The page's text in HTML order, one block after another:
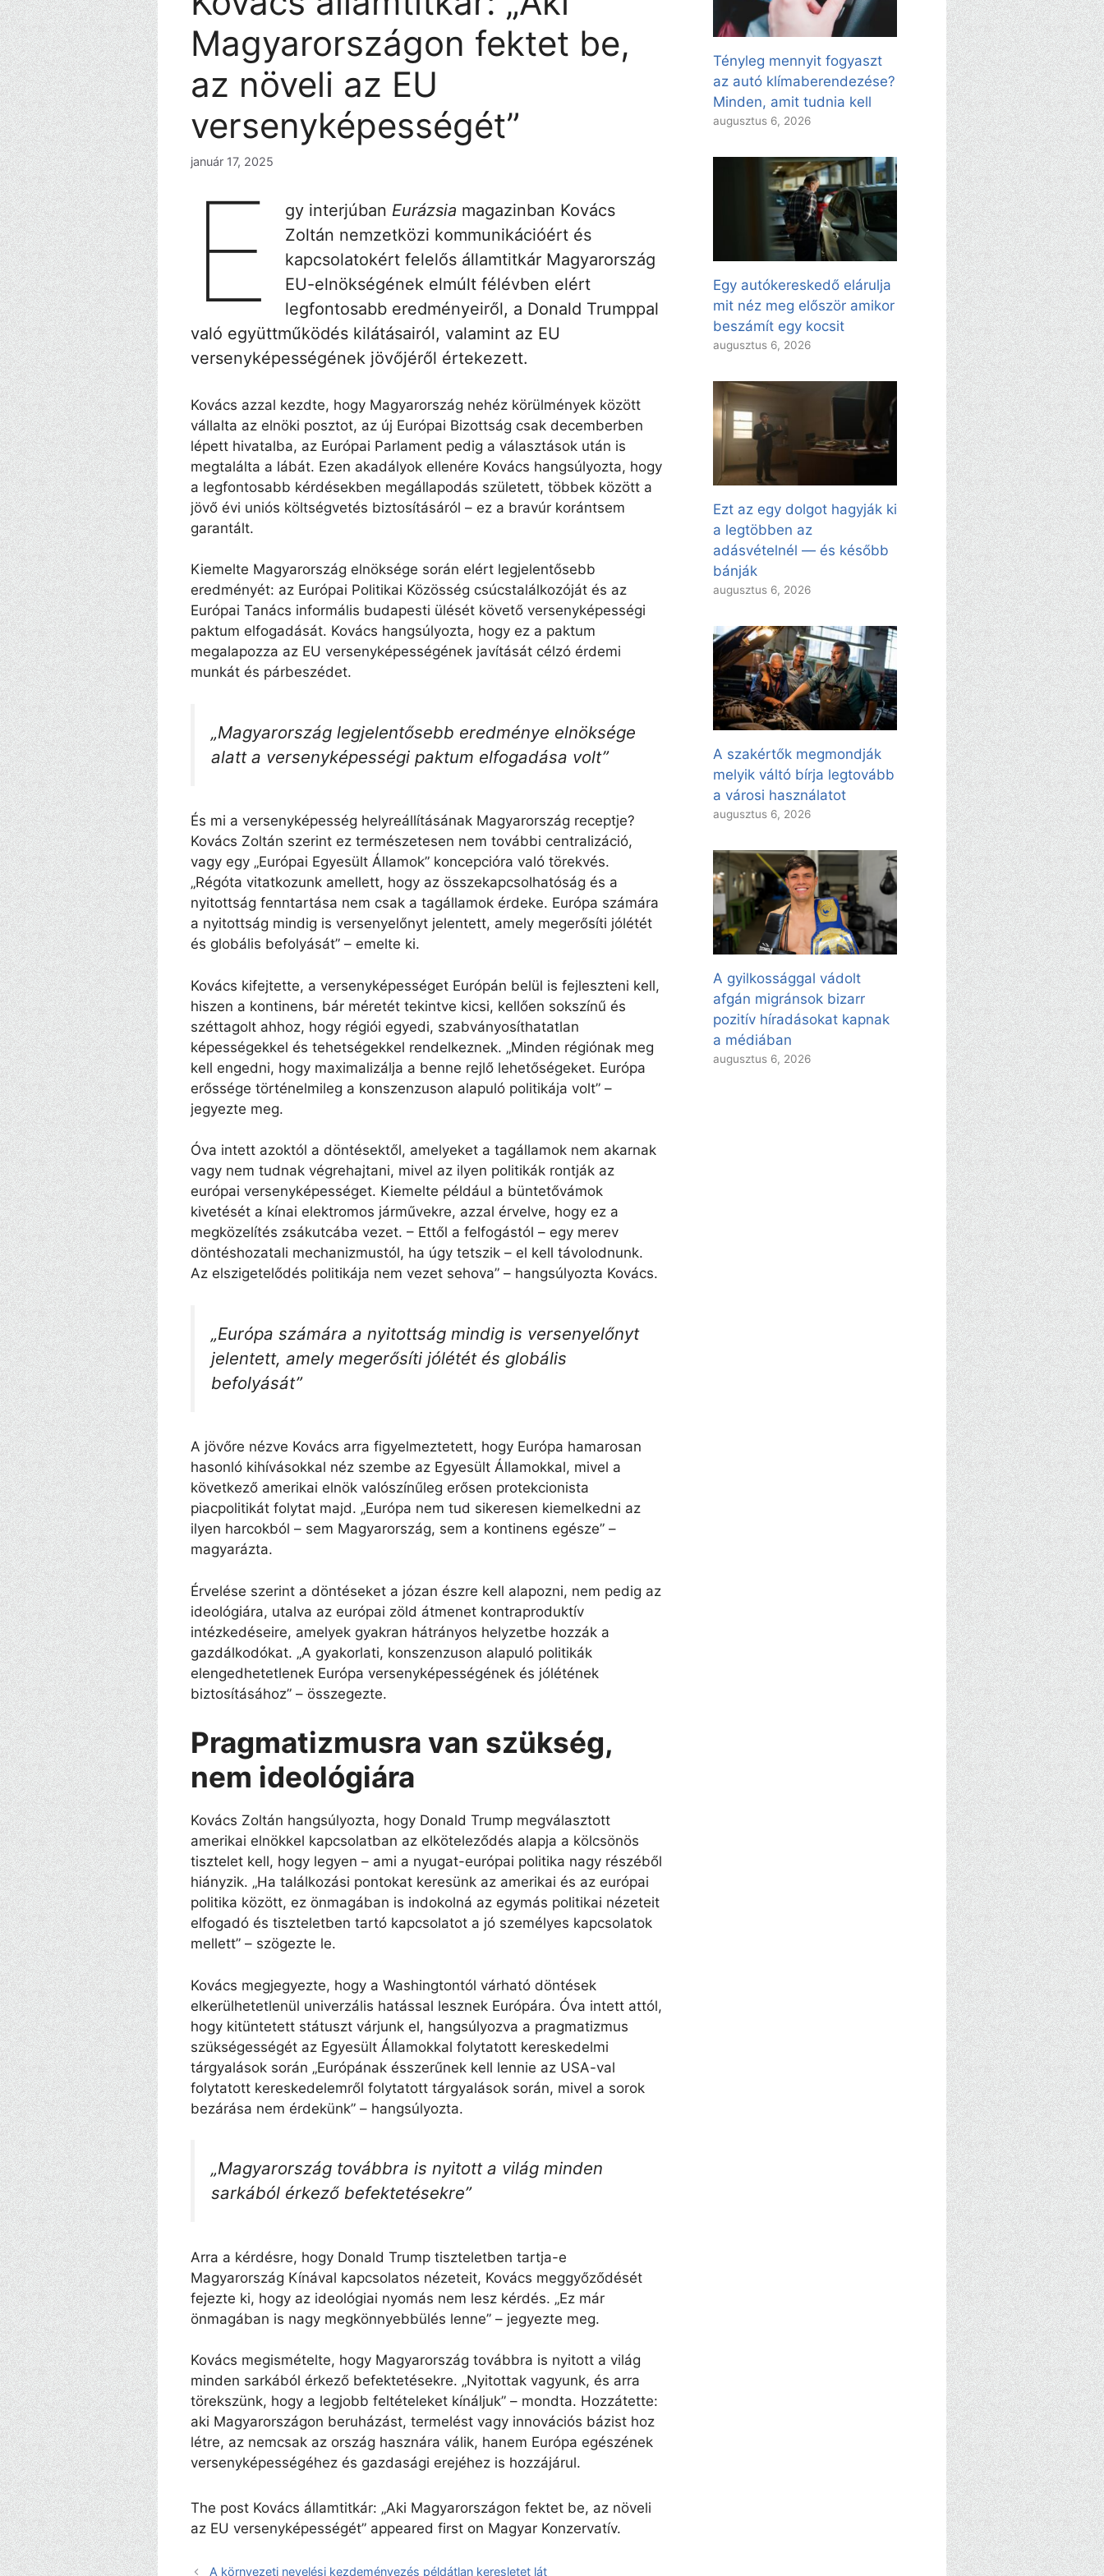
Magyarországon fektet be,
az növeli az EU
versenyképességét”
január 17, 2025
E gy interjúban Eurázsia magazinban Kovács
Zoltán nemzetközi kommunikációért és
kapcsolatokért felelős államtitkár Magyarország
EU-elnökségének elmúlt félévben elért
legfontosabb eredményeiről, a Donald Trumppal
való együttműködés kilátásairól, valamint az EU
versenyképességének jövőjéről értekezett.
Kovács azzal kezdte, hogy Magyarország nehéz körülmények között
vállalta az elnöki posztot, az új Európai Bizottság csak decemberben
lépett hivatalba, az Európai Parlament pedig a választások után is
megtalálta a lábát. Ezen akadályok ellenére Kovács hangsúlyozta, hogy
a legfontosabb kérdésekben megállapodás született, többek között a
jövő évi uniós költségvetés biztosításáról – ez a bravúr korántsem
garantált.
Kiemelte Magyarország elnöksége során elért legjelentősebb
eredményét: az Európai Politikai Közösség csúcstalálkozóját és az
Európai Tanács informális budapesti ülését követő versenyképességi
paktum elfogadását. Kovács hangsúlyozta, hogy ez a paktum
megalapozza az EU versenyképességének javítását célzó érdemi
munkát és párbeszédet.
„Magyarország legjelentősebb eredménye elnöksége
alatt a versenyképességi paktum elfogadása volt”
És mi a versenyképesség helyreállításának Magyarország receptje?
Kovács Zoltán szerint ez természetesen nem további centralizáció,
vagy egy „Európai Egyesült Államok” koncepcióra való törekvés.
„Régóta vitatkozunk amellett, hogy az összekapcsolhatóság és a
nyitottság fenntartása nem csak a tagállamok érdeke. Európa számára
a nyitottság mindig is versenyelőnyt jelentett, amely megerősíti jólétét
és globális befolyását” – emelte ki.
Kovács kifejtette, a versenyképességet Európán belül is fejleszteni kell,
hiszen a kontinens, bár méretét tekintve kicsi, kellően sokszínű és
széttagolt ahhoz, hogy régiói egyedi, szabványosíthatatlan
képességekkel és tehetségekkel rendelkeznek. „Minden régiónak meg
kell engedni, hogy maximalizálja a benne rejlő lehetőségeket. Európa
erőssége történelmileg a konszenzuson alapuló politikája volt” –
jegyezte meg.
Óva intett azoktól a döntésektől, amelyeket a tagállamok nem akarnak
vagy nem tudnak végrehajtani, mivel az ilyen politikák rontják az
európai versenyképességet. Kiemelte például a büntetővámok
kivetését a kínai elektromos járművekre, azzal érvelve, hogy ez a
megközelítés zsákutcába vezet. – Ettől a felfogástól – egy merev
döntéshozatali mechanizmustól, ha úgy tetszik – el kell távolodnunk.
Az elszigetelődés politikája nem vezet sehova” – hangsúlyozta Kovács.
„Európa számára a nyitottság mindig is versenyelőnyt
jelentett, amely megerősíti jólétét és globális
befolyását”
A jövőre nézve Kovács arra figyelmeztetett, hogy Európa hamarosan
hasonló kihívásokkal néz szembe az Egyesült Államokkal, mivel a
következő amerikai elnök valószínűleg erősen protekcionista
piacpolitikát folytat majd. „Európa nem tud sikeresen kiemelkedni az
ilyen harcokból – sem Magyarország, sem a kontinens egésze” –
magyarázta.
Érvelése szerint a döntéseket a józan észre kell alapozni, nem pedig az
ideológiára, utalva az európai zöld átmenet kontraproduktív
intézkedéseire, amelyek gyakran hátrányos helyzetbe hozzák a
gazdálkodókat. „A gyakorlati, konszenzuson alapuló politikák
elengedhetetlenek Európa versenyképességének és jólétének
biztosításához” – összegezte.
Pragmatizmusra van szükség,
nem ideológiára
Kovács Zoltán hangsúlyozta, hogy Donald Trump megválasztott
amerikai elnökkel kapcsolatban az elköteleződés alapja a kölcsönös
tisztelet kell, hogy legyen – ami a nyugat-európai politika nagy részéből
hiányzik. „Ha találkozási pontokat keresünk az amerikai és az európai
politika között, ez önmagában is indokolná az egymás politikai nézeteit
elfogadó és tiszteletben tartó kapcsolatot a jó személyes kapcsolatok
mellett” – szögezte le.
Kovács megjegyezte, hogy a Washingtontól várható döntések
elkerülhetetlenül univerzális hatással lesznek Európára. Óva intett attól,
hogy kitüntetett státuszt várjunk el, hangsúlyozva a pragmatizmus
szükségességét az Egyesült Államokkal folytatott kereskedelmi
tárgyalások során „Európának ésszerűnek kell lennie az USA-val
folytatott kereskedelemről folytatott tárgyalások során, mivel a sorok
bezárása nem érdekünk” – hangsúlyozta.
„Magyarország továbbra is nyitott a világ minden
sarkából érkező befektetésekre”
Arra a kérdésre, hogy Donald Trump tiszteletben tartja-e
Magyarország Kínával kapcsolatos nézeteit, Kovács meggyőződését
fejezte ki, hogy az ideológiai nyomás nem lesz kérdés. „Ez már
önmagában is nagy megkönnyebbülés lenne” – jegyezte meg.
Kovács megismételte, hogy Magyarország továbbra is nyitott a világ
minden sarkából érkező befektetésekre. „Nyitottak vagyunk, és arra
törekszünk, hogy a legjobb feltételeket kínáljuk” – mondta. Hozzátette:
aki Magyarországon beruházást, termelést vagy innovációs bázist hoz
létre, az nemcsak az ország hasznára válik, hanem Európa egészének
versenyképességéhez és gazdasági erejéhez is hozzájárul.
The post Kovács államtitkár: „Aki Magyarországon fektet be, az növeli
az EU versenyképességét” appeared first on Magyar Konzervatív.
A környezeti nevelési kezdeményezés példátlan keresletet lát
Tényleg mennyit fogyaszt
az autó klímaberendezése?
Minden, amit tudnia kell
augusztus 6, 2026
Egy autókereskedő elárulja
mit néz meg először amikor
beszámít egy kocsit
augusztus 6, 2026
Ezt az egy dolgot hagyják ki
a legtöbben az
adásvételnél — és később
bánják
augusztus 6, 2026
A szakértők megmondják
melyik váltó bírja legtovább
a városi használatot
augusztus 6, 2026
A gyilkossággal vádolt
afgán migránsok bizarr
pozitív híradásokat kapnak
a médiában
augusztus 6, 2026